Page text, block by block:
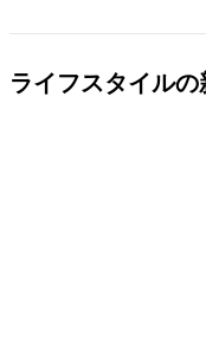
ライフスタイルの